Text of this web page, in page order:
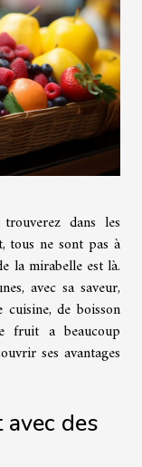
dans les
tous ne sont pas à
la mirabelle est là.
avec sa saveur,
cuisine, de boisson
fruit a beaucoup
ses avantages
des